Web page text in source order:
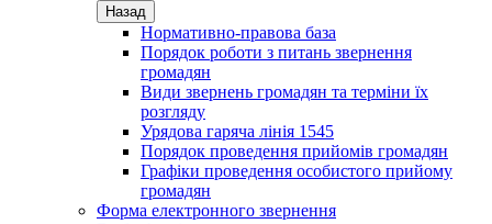
Назад
Нормативно-правова база
Порядок роботи з питань звернення
громадян
Види звернень громадян та терміни їх
розгляду
Урядова гаряча лінія 1545
Порядок проведення прийомів громадян
Графіки проведення особистого прийому
громадян
Форма електронного звернення